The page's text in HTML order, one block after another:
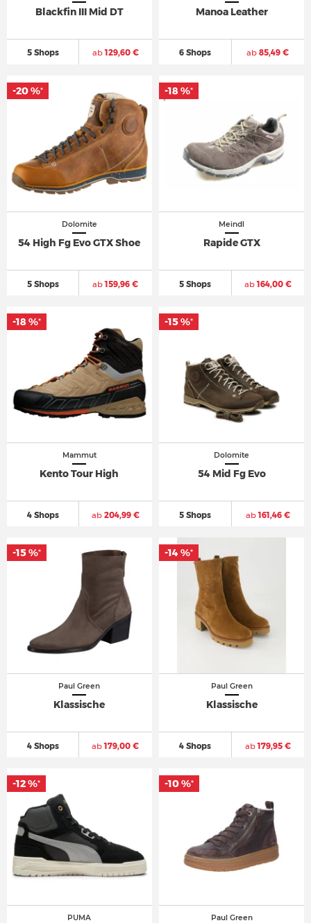
Blackfin III Mid DT
5 Shops ab129,60 €
Manoa Leather
6 Shops ab 85,49 €
Dolomite
54 High Fg Evo GTX Shoe
5 Shops ab159,96 €
-20 %*
Meindl
Rapide GTX
5 Shops ab164,00 €
-18 %*
Mammut
Kento Tour High
4 Shops ab204,99 €
-18 %*
Dolomite
54 Mid Fg Evo
5 Shops ab161,46 €
-15 %*
Paul Green
Klassische
4 Shops ab179,00 €
-15 %*
Paul Green
Klassische
4 Shops ab179,95 €
-14 %*
PUMA
-12 %*
Paul Green
-10 %*